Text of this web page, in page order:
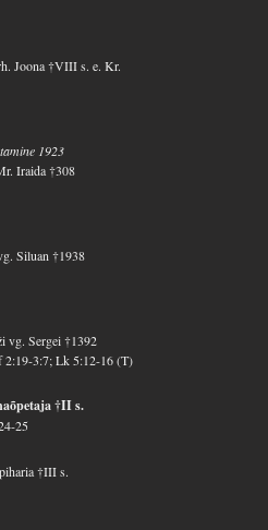
Joona †VIII s. e. Kr.
1923
Iraida †308
Siluan †1938
vg. Sergei †1392
2:19-3:7; Lk 5:12-16 (T)
†II s.
25
†III s.